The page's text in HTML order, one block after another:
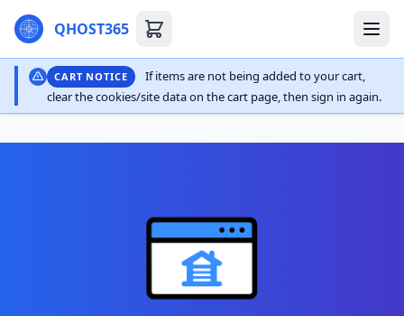
QHOST365
CART NOTICE
If items are not being added to your cart,
clear the cookies/site data on the cart page, then sign in again.